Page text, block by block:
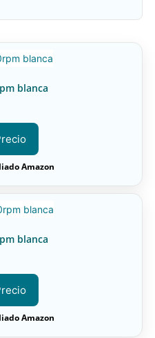
blanca
Amazon
blanca
Amazon